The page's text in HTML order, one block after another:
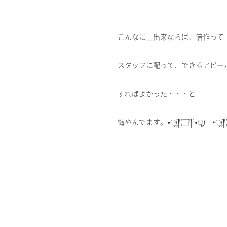
こんなに上出来ならば、倍作って
スタッフに配って、できるアピー
すればよかった・・・と